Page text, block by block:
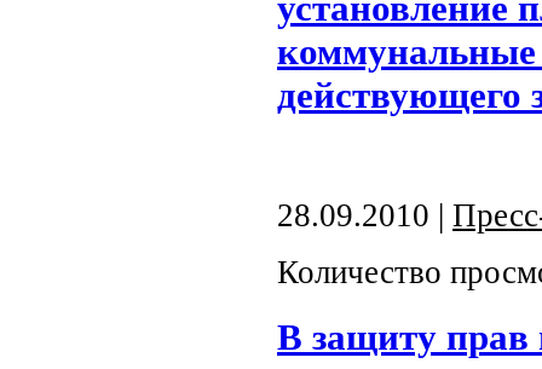
коммунальные
действующего
28.09.2010 |
Количество
В защиту прав